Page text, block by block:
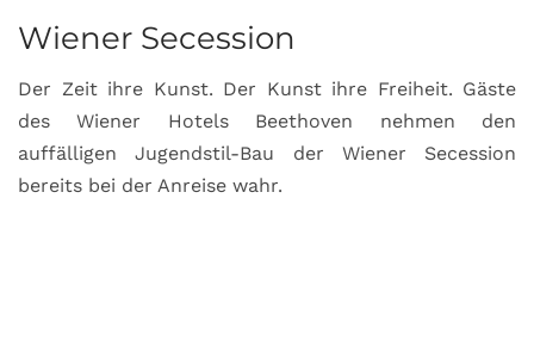
Wiener Secession
Der Zeit ihre Kunst. Der Kunst ihre Freiheit. Gäste
des Wiener Hotels Beethoven nehmen den
auffälligen Jugendstil-Bau der Wiener Secession
bereits bei der Anreise wahr.